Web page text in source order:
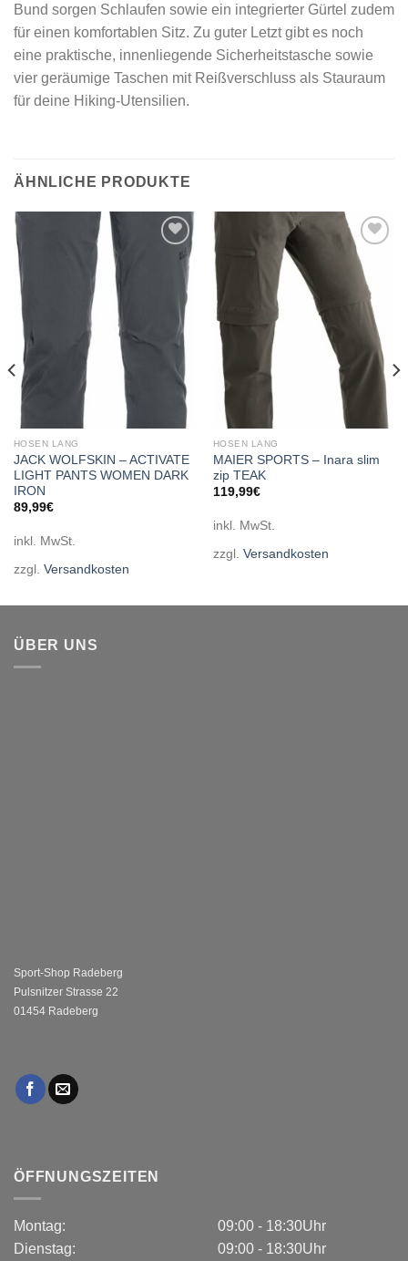
Bund sorgen Schlaufen sowie ein integrierter Gürtel zudem
für einen komfortablen Sitz. Zu guter Letzt gibt es noch
eine praktische, innenliegende Sicherheitstasche sowie
vier geräumige Taschen mit Reißverschluss als Stauraum
für deine Hiking-Utensilien.
ÄHNLICHE PRODUKTE
Add to
HOSEN LANG
JACK WOLFSKIN – ACTIVATE
LIGHT PANTS WOMEN DARK
IRON
89,99€
inkl. MwSt.
zzgl. Versandkosten
Add to
wishlist
HOSEN LANG
MAIER SPORTS – Inara slim
zip TEAK
119,99€
inkl. MwSt.
zzgl. Versandkosten
ÜBER UNS
Sport-Shop Radeberg
Pulsnitzer Strasse 22
01454 Radeberg
ÖFFNUNGSZEITEN
Montag:
Dienstag:
09:00 - 18:30Uhr
09:00 - 18:30Uhr